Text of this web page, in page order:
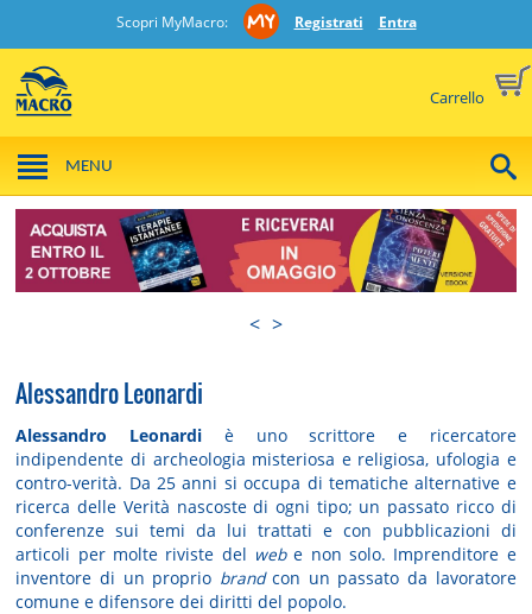
Scopri MyMacro: Registrati Entra
Carrello
MENU
< >
Alessandro Leonardi
Alessandro Leonardi è uno scrittore e ricercatore
indipendente di archeologia misteriosa e religiosa, ufologia e
contro-verità. Da 25 anni si occupa di tematiche alternative e
ricerca delle Verità nascoste di ogni tipo; un passato ricco di
conferenze sui temi da lui trattati e con pubblicazioni di
articoli per molte riviste del webe non solo. Imprenditore e
inventore di un proprio brandcon un passato da lavoratore
comune e difensore dei diritti del popolo.